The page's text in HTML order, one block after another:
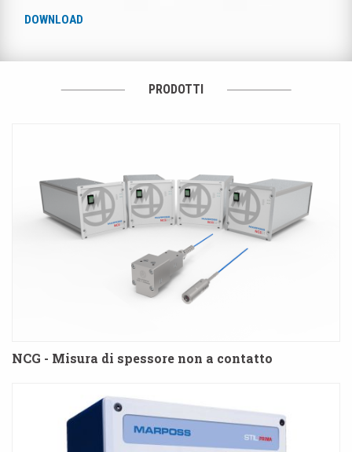
DOWNLOAD
PRODOTTI
NCG - Misura di spessore non a contatto